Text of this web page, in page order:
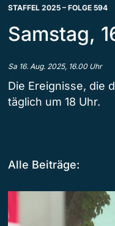
STAFFEL 2025 – FOLGE 594
Samstag,
Sa 16. Aug. 2025, 16.00 Uhr
Die Ereignisse, die
täglich um 18 Uhr.
Alle Beiträge: